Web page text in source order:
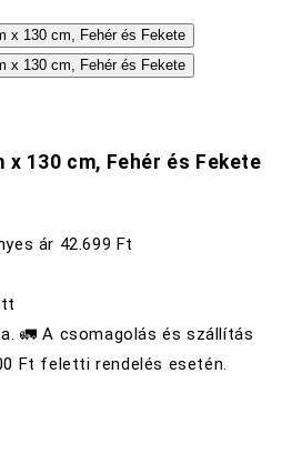
130 cm, Fehér és Fekete
ár 42.699 Ft
🚛 A csomagolás és szállítás
Ft feletti rendelés esetén.